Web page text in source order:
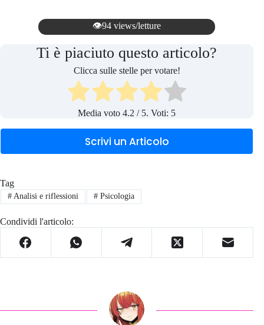
👁️94 views/letture
Ti è piaciuto questo articolo?
Clicca sulle stelle per votare!
Media voto4.2 / 5. Voti: 5
Scrivi un Articolo
Tag
#Analisi e riflessioni #Psicologia
Condividi l'articolo: